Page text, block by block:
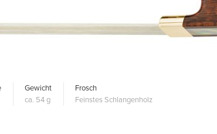
Gewicht
ca. 54 g
Frosch
Feinstes Schlangenholz